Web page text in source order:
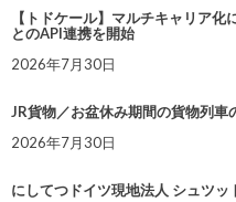
【トドケール】マルチキャリア
とのAPI連携を開始
2026年7月30日
JR貨物／お盆休み期間の貨物列車
2026年7月30日
にしてつドイツ現地法人 シュツ